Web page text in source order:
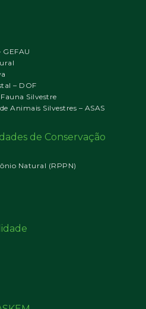
GEFAU
– DOF
Silvestre
Animais Silvestres – ASAS
de Conservação
Natural (RPPN)